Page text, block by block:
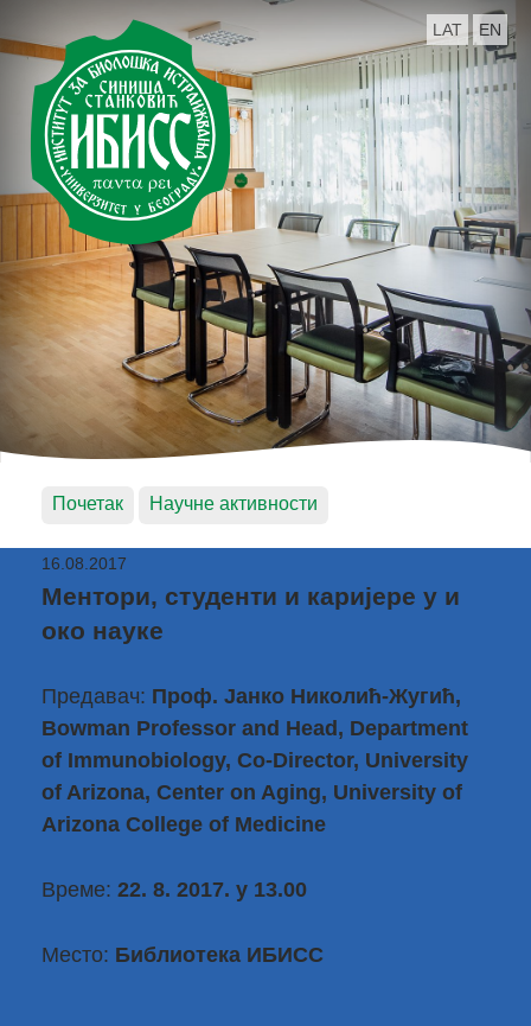
LAT EN
Почетак Научне активности
16.08.2017
Ментори, студенти и каријере у и
око науке
Предавач: Проф. Јанко Николић-Жугић,
Bowman Professor and Head, Department
of Immunobiology, Co-Director, University
of Arizona, Center on Aging, University of
Arizona College of Medicine
Време: 22. 8. 2017. у 13.00
Место: Библиотека ИБИСС